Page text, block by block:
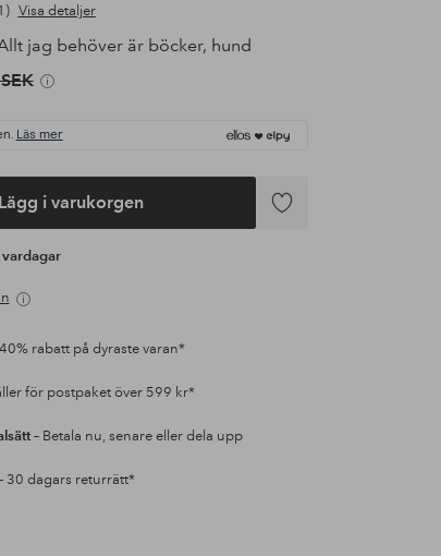
Visa detaljer
jag behöver är böcker, hund
Läs mer
Lägg i varukorgen
Lägg
vardagar
rabatt på dyraste varan*
för postpaket över 599 kr*
– Betala nu, senare eller dela upp
30 dagars returrätt*